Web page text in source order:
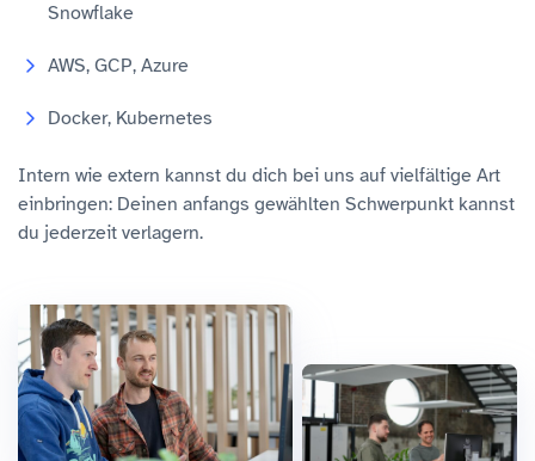
Snowflake
AWS, GCP, Azure
Docker, Kubernetes
Intern wie extern kannst du dich bei uns auf vielfältige Art
einbringen: Deinen anfangs gewählten Schwerpunkt kannst
du jederzeit verlagern.